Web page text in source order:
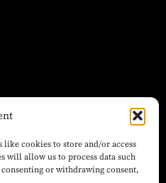
like cookies to store and/or access
will allow us to process data such
or withdrawing consent,